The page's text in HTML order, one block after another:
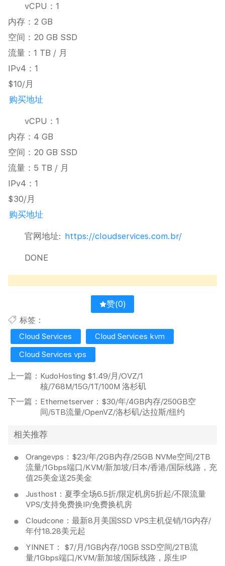
vCPU：1
内存：2 GB
空间：20 GB SSD
流量：1 TB / 月
IPv4：1
$10/月
购买地址
vCPU：1
内存：4 GB
空间：20 GB SSD
流量：5 TB / 月
IPv4：1
$30/月
购买地址
官网地址: https://cloudservices.com.br/
DONE
赞(0)
标签：
Cloud Services
Cloud Services kvm
Cloud Services vps
上一篇： KudoHosting $1.49/月/OVZ/1
核/768M/15G/1T/100M 洛杉矶
下一篇： Ethernetserver：$30/年/4GB内存/250GB空
间/5TB流量/OpenVZ/洛杉矶/达拉斯/纽约
相关推荐
Orangevps：$23/年/2GB内存/25GB NVMe空间/2TB
流量/1Gbps端口/KVM/新加坡/日本/香港/国际线路，充
值25美金送25美金
Justhost：夏季全场6.5折/限定机房5折起/不限流量
VPS/支持免费换IP/免费换机房
Cloudcone：最新8月美国SSD VPS主机促销/1G内存/
年付18.28美元起
YINNET： $7/月/1GB内存/10GB SSD空间/2TB流
量/1Gbps端口/KVM/新加坡/国际线路，原生IP